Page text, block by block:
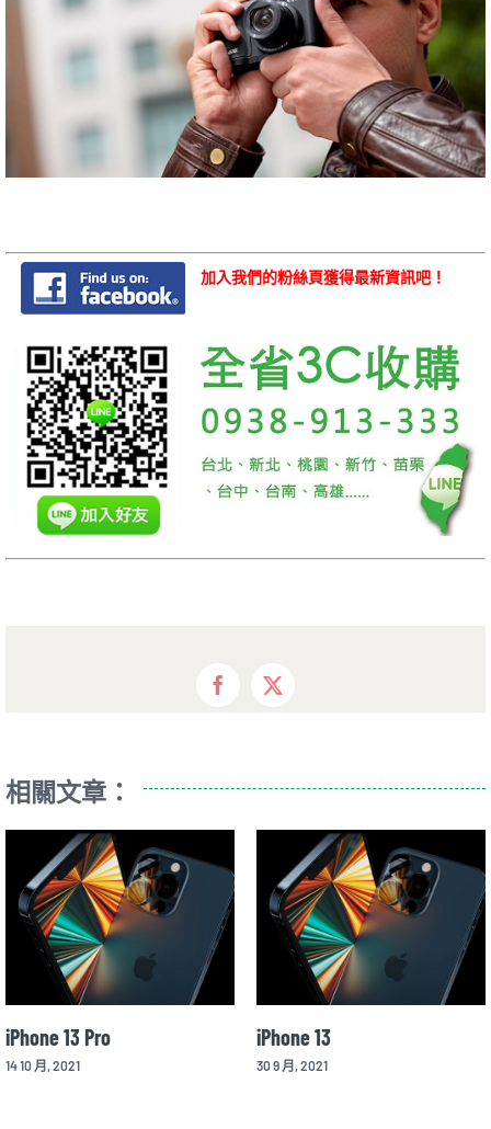
加入我們的粉絲頁獲得最新資訊吧！
Facebook
X
相關文章：
Sony Xperia 1 II
25 3 月, 2020